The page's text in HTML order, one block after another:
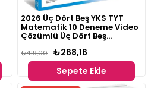
2026 Üç Dört Beş YKS TYT
Matematik 10 Deneme Video
Çözümlü Üç Dört Beş
₺268,16
₺419,00
Sepete Ekle